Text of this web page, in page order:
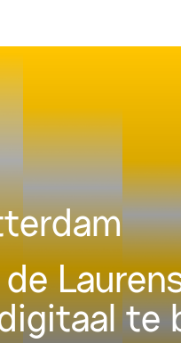
de
te